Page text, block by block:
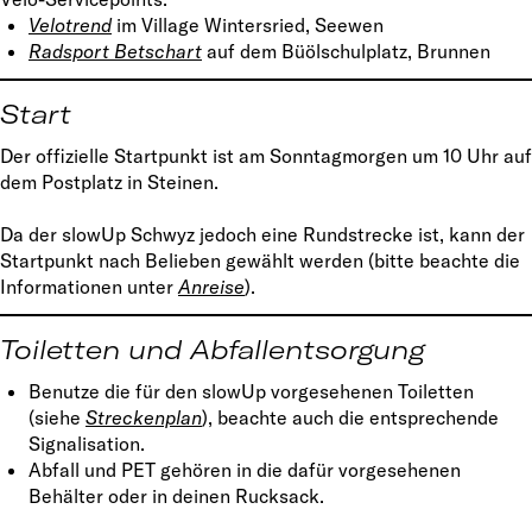
Velotrendim Village Wintersried, Seewen
Radsport Betschart auf dem Büölschulplatz, Brunnen
Start
Der offizielle Startpunkt ist am Sonntagmorgen um 10 Uhr auf
dem Postplatz in Steinen.
Da der slowUp Schwyz jedoch eine Rundstrecke ist, kann der
Startpunkt nach Belieben gewählt werden (bitte beachte die
Informationen unter Anreise).
Toiletten und Abfallentsorgung
Benutze die für den slowUp vorgesehenen Toiletten
(siehe Streckenplan), beachte auch die entsprechende
Signalisation.
Abfall und PET gehören in die dafür vorgesehenen
Behälter oder in deinen Rucksack.